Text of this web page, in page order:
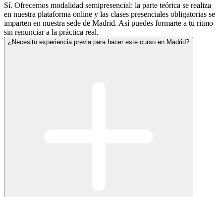
Sí. Ofrecemos modalidad semipresencial: la parte teórica se realiza
en nuestra plataforma online y las clases presenciales obligatorias se
imparten en nuestra sede de Madrid. Así puedes formarte a tu ritmo
sin renunciar a la práctica real.
¿Necesito experiencia previa para hacer este curso en Madrid?